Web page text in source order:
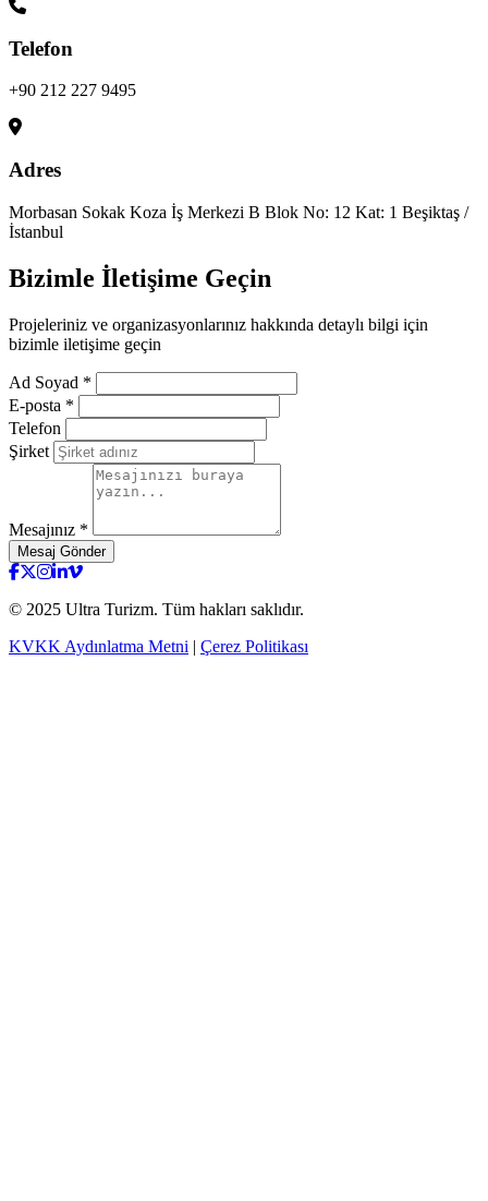
Telefon
+90 212 227 9495
Adres
Morbasan Sokak Koza İş Merkezi B Blok No: 12 Kat: 1 Beşiktaş /
İstanbul
Bizimle İletişime Geçin
Projeleriniz ve organizasyonlarınız hakkında detaylı bilgi için
bizimle iletişime geçin
Ad Soyad *
E-posta *
Telefon
Şirket
Mesajınız *
Mesaj Gönder
© 2025 Ultra Turizm. Tüm hakları saklıdır.
KVKK Aydınlatma Metni | Çerez Politikası